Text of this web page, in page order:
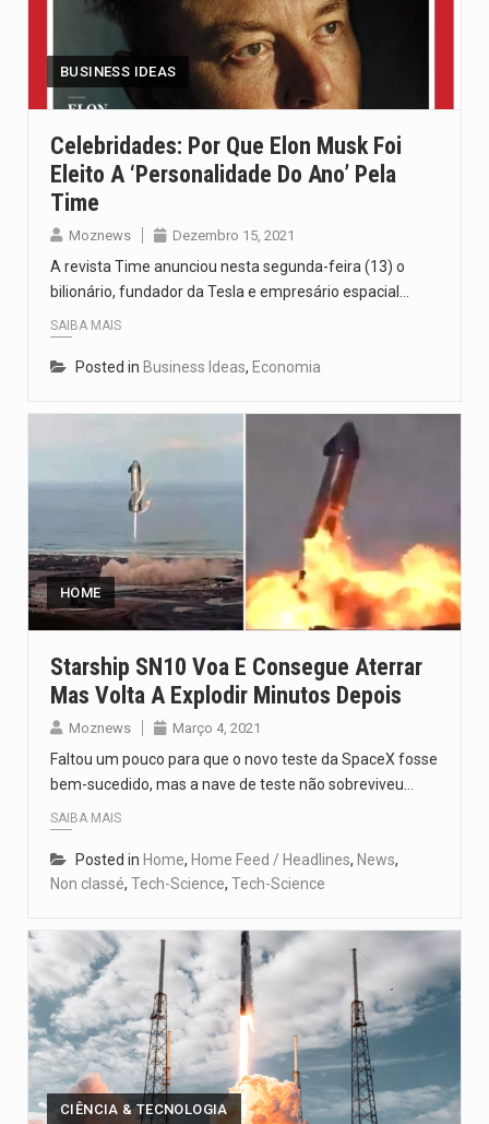
BUSINESS IDEAS
Celebridades: Por Que Elon Musk Foi
Eleito A ‘Personalidade Do Ano’ Pela
Time
Moznews Dezembro 15, 2021
A revista Time anunciou nesta segunda-feira (13) o
bilionário, fundador da Tesla e empresário espacial…
SAIBA MAIS
Posted in Business Ideas, Economia
HOME
Starship SN10 Voa E Consegue Aterrar
Mas Volta A Explodir Minutos Depois
Moznews Março 4, 2021
Faltou um pouco para que o novo teste da SpaceX fosse
bem-sucedido, mas a nave de teste não sobreviveu…
SAIBA MAIS
Posted in Home, Home Feed / Headlines, News,
Non classé, Tech-Science, Tech-Science
CIÊNCIA & TECNOLOGIA